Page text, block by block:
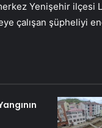
Yenişehir ilçesi
çalışan şüpheliyi